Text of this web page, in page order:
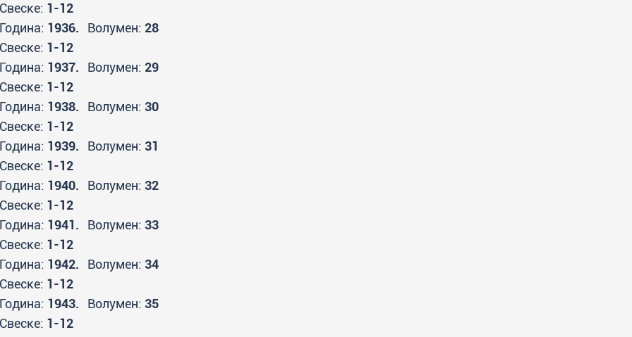
Свеске: 1-12
Година: 1936. Волумен: 28
Свеске: 1-12
Година: 1937. Волумен: 29
Свеске: 1-12
Година: 1938. Волумен: 30
Свеске: 1-12
Година: 1939. Волумен: 31
Свеске: 1-12
Година: 1940. Волумен: 32
Свеске: 1-12
Година: 1941. Волумен: 33
Свеске: 1-12
Година: 1942. Волумен: 34
Свеске: 1-12
Година: 1943. Волумен: 35
Свеске: 1-12